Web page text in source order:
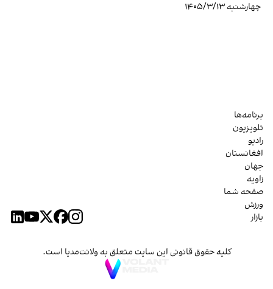
چهارشنبه ۱۴۰۵/۳/۱۳
برنامه‌ها
تلویزیون
رادیو
افغانستان
جهان
زاویه
صفحه شما
ورزش
بازار
کلیه حقوق قانونی این سایت متعلق به ولانت‌مدیا است.